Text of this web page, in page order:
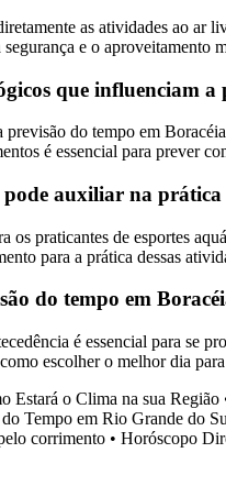
as atividades ao ar
e o aproveitamento
que influenciam
do tempo em
é essencial para prever
auxiliar na prática
os praticantes de esportes
para a prática dessas
do tempo em
é essencial para se
escolher o melhor dia
Estará o Clima na sua Região
Tempo em Rio Grande do
corrimento • Horóscopo